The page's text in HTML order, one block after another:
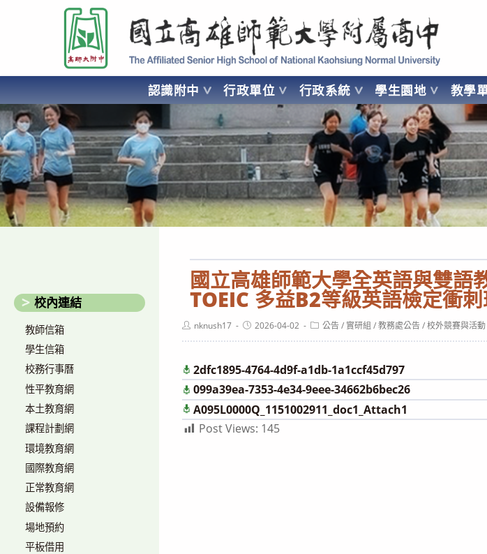
要
容
國立高雄師範大學附屬高級中學 Affiliated Senior High School of National Kaohsiung Normal University
認識附中 行政單位 行政系統 學生園地 教學
AFFILIATED SENIOR HIGH SCHOOL OF NATIONAL KAOHSIUNG NORMAL UNIVERSITY
國立高雄師範大學全英語與雙語
TOEIC 多益B2等級英語檢定衝刺
Postnknush17
Post2026-04-02
Post公告 / 實研組 / 教務處公告 / 校外競賽與活動
2dfc1895-4764-4d9f-a1db-1a1ccf45d797
099a39ea-7353-4e34-9eee-34662b6bec26
A095L0000Q_1151002911_doc1_Attach1
Post Views: 145
校內連結
教師信箱
學生信箱
校務行事曆
性平教育網
本土教育網
課程計劃網
環境教育網
國際教育網
正常教育網
設備報修
場地預約
平板借用